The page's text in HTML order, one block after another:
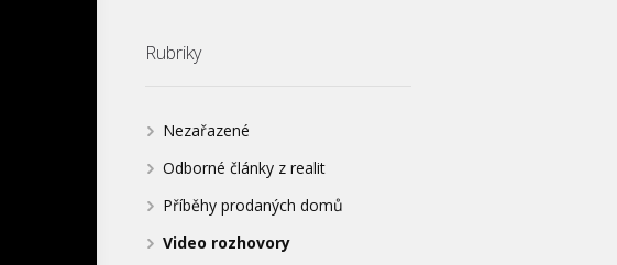
Rubriky
Nezařazené
Odborné články z realit
Příběhy prodaných domů
Video rozhovory